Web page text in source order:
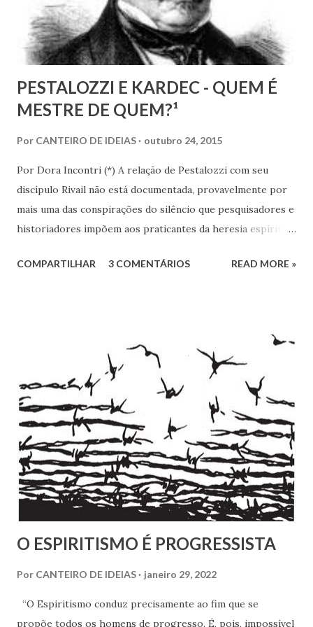
Espírita.
PESTALOZZI E KARDEC - QUEM É
MESTRE DE QUEM?¹
Por CANTEIRO DE IDEIAS outubro 24, 2015
Por Dora Incontri (*) A relação de Pestalozzi com seu
discípulo Rivail não está documentada, provavelmente por
mais uma das conspirações do silêncio que pesquisadores e
historiadores impõem aos praticantes da heresia espírita
de Pestalozzi a amigos, familiares, discípulos, reis,
Pestalozzi a Rivail ou vice-versa. Pestalozzi sonhava
implantar seu método na França, a ponto de ter tido uma
entrevista com o próprio Napoleão Bonaparte, que aliás se
mostrou insensível aos seus planos. Escreveu em 1826 um
pequeno folheto sobre suas ideias em francês. Seria quase
impossível que não trocasse sequer um bilhete com Rivail,
que se assinava seu discípulo e se esforçava por divulgar
seu método em Paris. Pestalozzi, com seu caráter emotivo
e amoroso, não era de ...
COMPARTILHAR 3 COMENTÁRIOS READ MORE »
O ESPIRITISMO É PROGRESSISTA
Por CANTEIRO DE IDEIAS janeiro 29, 2022
“O Espiritismo conduz precisamente ao fim que se
propõe todos os homens de progresso. É, pois, impossível